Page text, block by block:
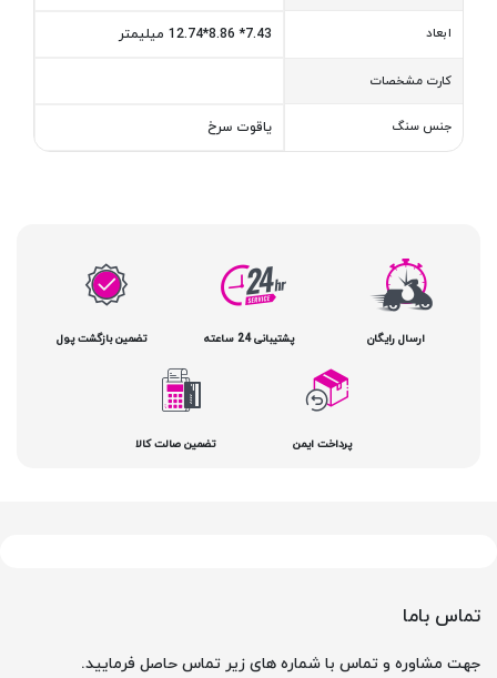
ابعاد 7.43* 8.86*12.74 میلیمتر
کارت مشخصات
جنس سنگ یاقوت سرخ
ارسال رایگان پشتیبانی 24 ساعته تضمین بازگشت پول
پرداخت ایمن تضمین صالت کالا
تماس باما
جهت مشاوره و تماس با شماره های زیر تماس حاصل فرمایید.